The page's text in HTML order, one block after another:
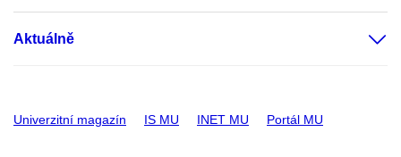
Aktuálně
Univerzitní magazín IS MU INET MU Portál MU